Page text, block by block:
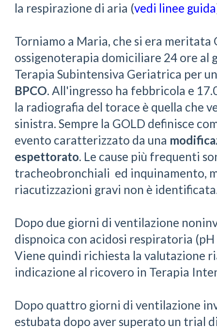
la respirazione di aria (vedi linee guida
Torniamo a Maria, che si era meritata
ossigenoterapia domiciliare 24 ore al
Terapia Subintensiva Geriatrica per
BPCO. All'ingresso ha febbricola e
la radiografia del torace è quella che
sinistra. Sempre la GOLD definisce
evento caratterizzato da una
espettorato. Le cause più frequenti
tracheobronchiali ed inquinamento,
riacutizzazioni gravi non è
Dopo due giorni di ventilazione
dispnoica con acidosi respiratoria (pH
Viene quindi richiesta la valutazione
indicazione al ricovero in Terapia
Dopo quattro giorni di ventilazione
estubata dopo aver superato un trial